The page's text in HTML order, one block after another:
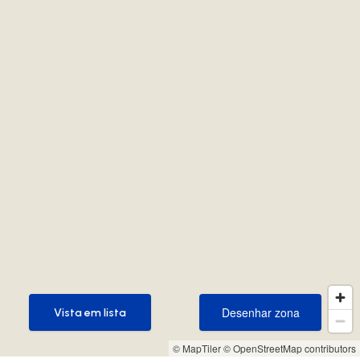
© MapTiler© OpenStreetMap contributors
Desenhar zona
Desenhar zona
Vista em lista
Vista em lista